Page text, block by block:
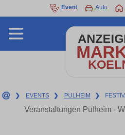
Event Auto
❯ EVENTS ❯ PULHEIM ❯
Veranstaltungen Pulheim -